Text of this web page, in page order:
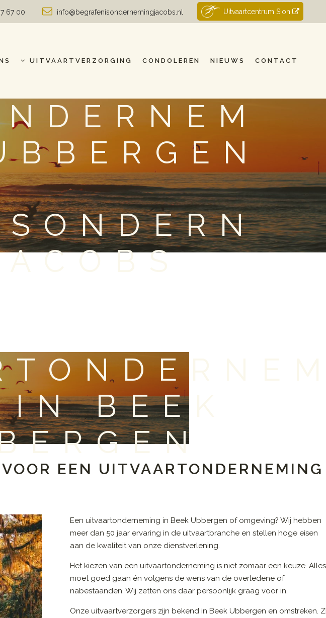
67 00 info@begrafenisondernemingjacobs.nl Uitvaartcentrum Sion
UITVAARTVERZORGING CONDOLEREN NIEUWS CONTACT
BEEK
EEN UITVAARTONDERNEMING
Een uitvaartonderneming in Beek Ubbergen of omgeving? Wij hebben
meer dan 50 jaar ervaring in de uitvaartbranche en stellen hoge eisen
aan de kwaliteit van onze dienstverlening.
Het kiezen van een uitvaartonderneming is niet zomaar een keuze. Alles
moet goed gaan én volgens de wens van de overledene of
nabestaanden. Wij zetten ons daar persoonlijk graag voor in.
Onze uitvaartverzorgers zijn bekend in Beek Ubbergen en omstreken.